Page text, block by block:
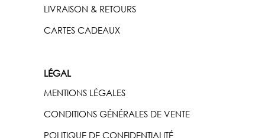
LIVRAISON & RETOURS
CARTES CADEAUX
LÉGAL
MENTIONS LÉGALES
CONDITIONS GÉNÉRALES DE VENTE
POLITIQUE DE CONFIDENTIALITÉ